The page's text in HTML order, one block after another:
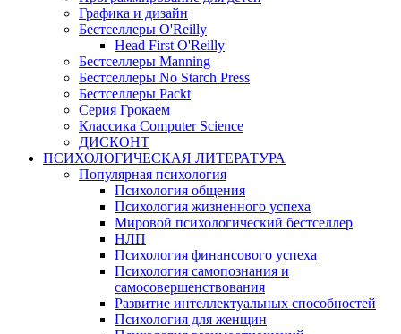
Графика и дизайн
Бестселлеры O'Reilly
Head First O'Reilly
Бестселлеры Manning
Бестселлеры No Starch Press
Бестселлеры Packt
Серия Грокаем
Классика Computer Science
ДИСКОНТ
ПСИХОЛОГИЧЕСКАЯ ЛИТЕРАТУРА
Популярная психология
Психология общения
Психология жизненного успеха
Мировой психологический бестселлер
НЛП
Психология финансового успеха
Психология самопознания и
самосовершенствования
Развитие интеллектуальных способностей
Психология для женщин